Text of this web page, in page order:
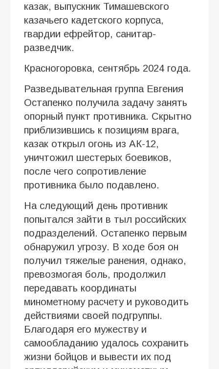
казак, выпускник Тимашевского
казачьего кадетского корпуса,
гвардии ефрейтор, санитар-
разведчик.
Красногоровка, сентябрь 2024 года.
Разведывательная группа Евгения
Остапенко получила задачу занять
опорный пункт противника. Скрытно
приблизившись к позициям врага,
казак открыл огонь из АК-12,
уничтожил шестерых боевиков,
после чего сопротивление
противника было подавлено.
На следующий день противник
попытался зайти в тыл российских
подразделений. Остапенко первым
обнаружил угрозу. В ходе боя он
получил тяжелые ранения, однако,
превозмогая боль, продолжил
передавать координаты
минометному расчету и руководить
действиями своей подгруппы.
Благодаря его мужеству и
самообладанию удалось сохранить
жизни бойцов и вывести их под